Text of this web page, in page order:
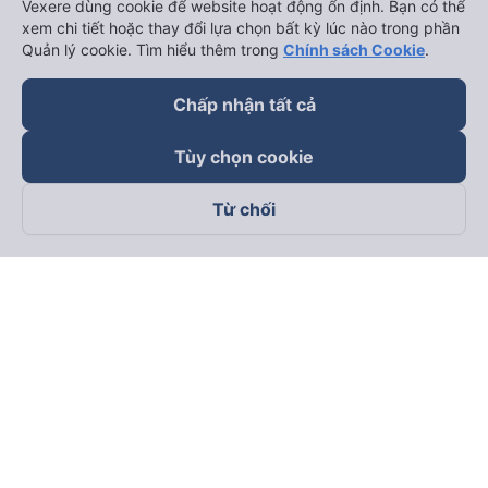
Theo dõi chúng tôi trên
Vexere dùng cookie để website hoạt động ổn định. Bạn có thể
xem chi tiết hoặc thay đổi lựa chọn bất kỳ lúc nào trong phần
Quản lý cookie. Tìm hiểu thêm trong Chính sách Cookie.
Chấp nhận tất cả
Tùy chọn cookie
Từ chối